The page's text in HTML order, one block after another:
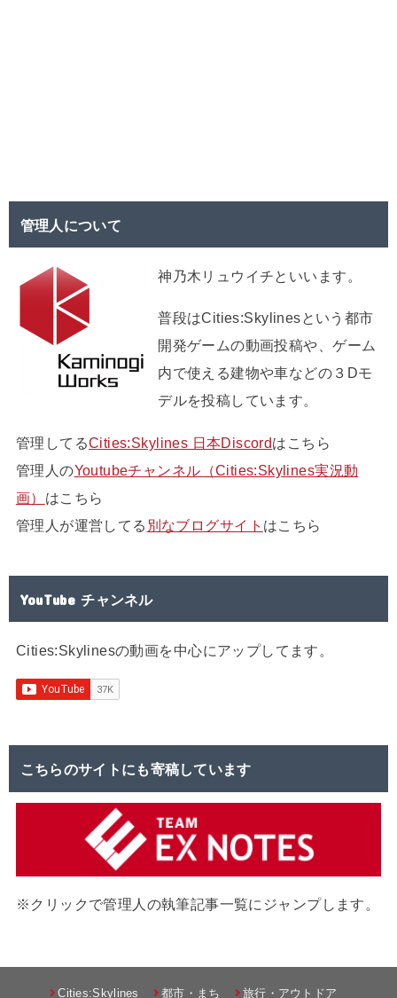
管理人について
神乃木リュウイチといいます。
普段はCities:Skylinesという都市
開発ゲームの動画投稿や、ゲーム
内で使える建物や車などの３Dモ
デルを投稿しています。
管理してるCities:Skylines 日本Discordはこちら
管理人のYoutubeチャンネル（Cities:Skylines実況動
画） はこちら
管理人が運営してる 別なブログサイト はこちら
YouTube チャンネル
Cities:Skylinesの動画を中心にアップしてます。
こちらのサイトにも寄稿しています
※クリックで管理人の執筆記事一覧にジャンプします。
Cities:Skylines 都市・まち 旅行・アウトドア